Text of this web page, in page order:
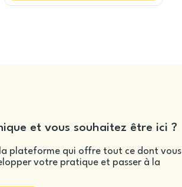
et vous souhaitez être ici ?
la plateforme qui offre tout ce dont vous
votre pratique et passer à la